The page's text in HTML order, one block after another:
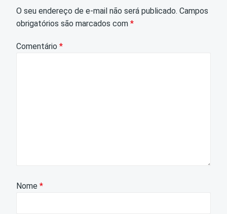
O seu endereço de e-mail não será publicado. Campos
obrigatórios são marcados com *
Comentário *
Nome *